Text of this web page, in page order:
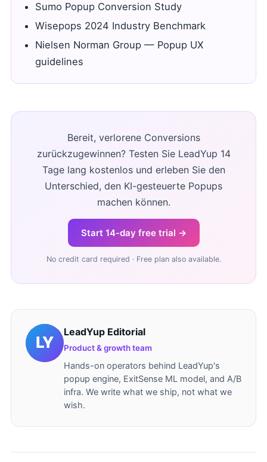
Sumo Popup Conversion Study
Wisepops 2024 Industry Benchmark
Nielsen Norman Group — Popup UX
guidelines
Bereit, verlorene Conversions
zurückzugewinnen? Testen Sie LeadYup 14
Tage lang kostenlos und erleben Sie den
Unterschied, den KI-gesteuerte Popups
machen können.
Start 14-day free trial →
No credit card required · Free plan also available.
LeadYup Editorial
Product & growth team
Hands-on operators behind LeadYup's
popup engine, ExitSense ML model, and A/B
infra. We write what we ship, not what we
wish.